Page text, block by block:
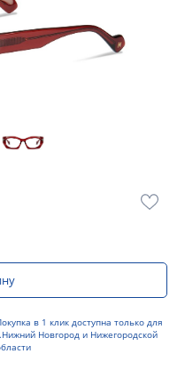
в 1 клик доступна только для
Новгород и Нижегородской